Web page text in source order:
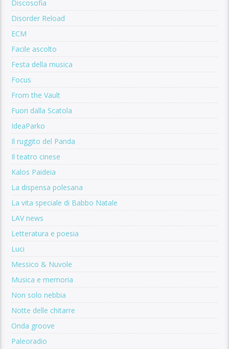
Discosofia
Disorder Reload
ECM
Facile ascolto
Festa della musica
Focus
From the Vault
Fuori dalla Scatola
IdeaParko
Il ruggito del Panda
Il teatro cinese
Kalos Paideia
La dispensa polesana
La vita speciale di Babbo Natale
LAV news
Letteratura e poesia
Luci
Messico & Nuvole
Musica e memoria
Non solo nebbia
Notte delle chitarre
Onda groove
Paleoradio